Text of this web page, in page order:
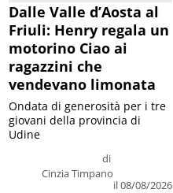
Dalle Valle d’Aosta al
Friuli: Henry regala un
motorino Ciao ai
ragazzini che
vendevano limonata
di
Cinzia Timpano
il 08/08/2026
Ondata di generosità per i tre
giovani della provincia di
Udine